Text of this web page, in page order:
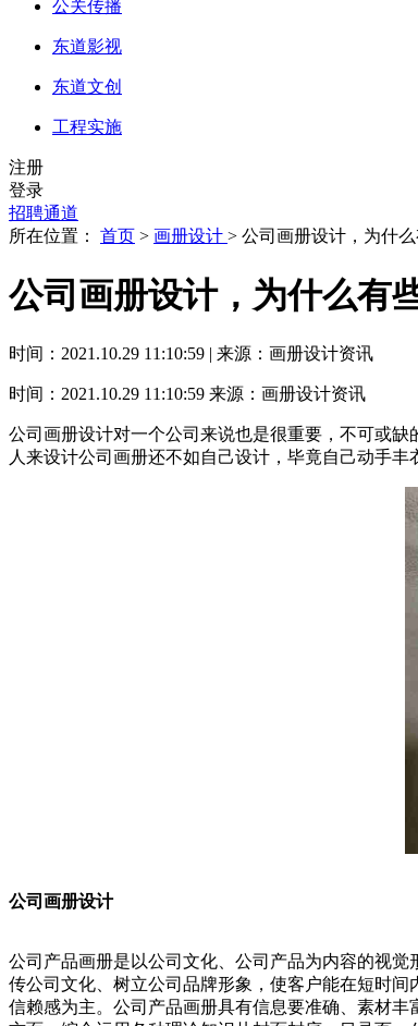
公关传播
东道影视
东道文创
工程实施
注册
登录
招聘通道
所在位置： 首页 > 画册设计 > 公司画册设计，为什
公司画册设计，为什么有
时间：2021.10.29 11:10:59 | 来源：画册设计资讯
时间：2021.10.29 11:10:59 来源：画册设计资讯
公司画册设计对一个公司来说也是很重要，不可或
人来设计公司画册还不如自己设计，毕竟自己动手丰
公司画册设计
公司产品画册是以公司文化、公司产品为内容的视
传公司文化、树立公司品牌形象，使客户能在短时
信赖感为主。公司产品画册具有信息要准确、素材